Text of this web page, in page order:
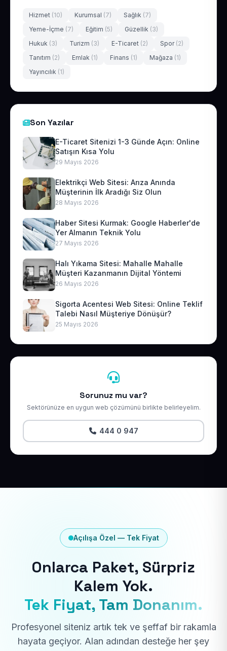
Hizmet (10) Kurumsal (7) Sağlık (7)
Yeme-İçme (7) Eğitim (5) Güzellik (3)
Hukuk (3) Turizm (3) E-Ticaret (2) Spor (2)
Tanıtım (2) Emlak (1) Finans (1) Mağaza (1)
Yayıncılık (1)
Son Yazılar
E-Ticaret Sitenizi 1-3 Günde Açın: Online
Satışın Kısa Yolu
29 Mayıs 2026
Elektrikçi Web Sitesi: Arıza Anında
Müşterinin İlk Aradığı Siz Olun
28 Mayıs 2026
Haber Sitesi Kurmak: Google Haberler'de
Yer Almanın Teknik Yolu
27 Mayıs 2026
Halı Yıkama Sitesi: Mahalle Mahalle
Müşteri Kazanmanın Dijital Yöntemi
26 Mayıs 2026
Sigorta Acentesi Web Sitesi: Online Teklif
Talebi Nasıl Müşteriye Dönüşür?
25 Mayıs 2026
Sorunuz mu var?
Sektörünüze en uygun web çözümünü birlikte belirleyelim.
444 0 947
Açılışa Özel — Tek Fiyat
Onlarca Paket, Sürpriz
Kalem Yok.
Tek Fiyat, Tam Donanım.
Profesyonel siteniz artık tek ve şeffaf bir rakamla
hayata geçiyor. Alan adından desteğe her şey